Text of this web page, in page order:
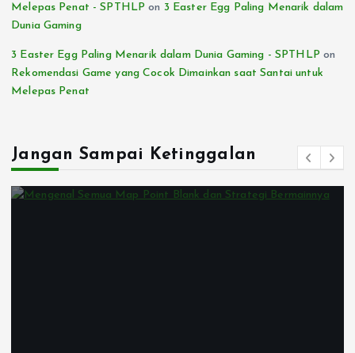
Melepas Penat - SPTHLP on 3 Easter Egg Paling Menarik dalam
Dunia Gaming
3 Easter Egg Paling Menarik dalam Dunia Gaming - SPTHLP on
Rekomendasi Game yang Cocok Dimainkan saat Santai untuk
Melepas Penat
Jangan Sampai Ketinggalan